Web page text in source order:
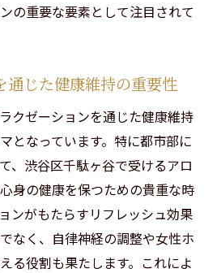
の重要な要素として注目されて
通じた健康維持の重要性
クゼーションを通じた健康維持
となっています。特に都市部に
、渋谷区千駄ヶ谷で受けるアロ
身の健康を保つための貴重な時
ンがもたらすリフレッシュ効果
なく、自律神経の調整や女性ホ
る役割も果たします。これによ